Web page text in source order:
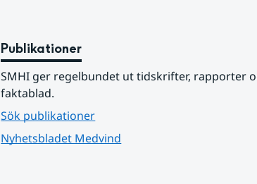
Publikationer
SMHI ger regelbundet ut tidskrifter, rapporter
faktablad.
Sök publikationer
Nyhetsbladet Medvind